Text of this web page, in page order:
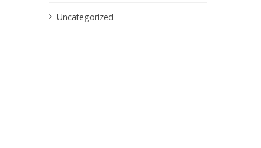
Uncategorized